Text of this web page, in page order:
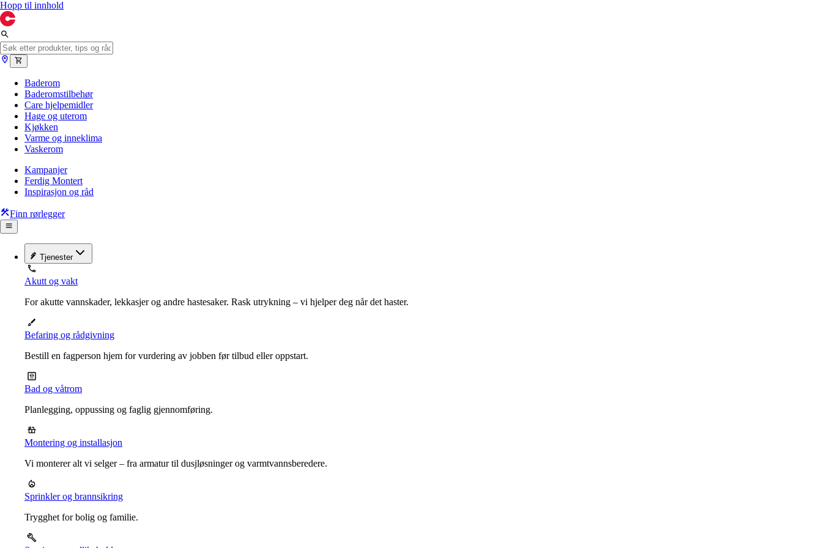
Hopp til innhold
Baderom
Baderomstilbehør
Care hjelpemidler
Hage og uterom
Kjøkken
Varme og inneklima
Vaskerom
Kampanjer
Ferdig Montert
Inspirasjon og råd
Finn rørlegger
Tjenester
Akutt og vakt
For akutte vannskader, lekkasjer og andre hastesaker. Rask utrykning – vi hjelper deg når det haster.
Befaring og rådgivning
Bestill en fagperson hjem for vurdering av jobben før tilbud eller oppstart.
Bad og våtrom
Planlegging, oppussing og faglig gjennomføring.
Montering og installasjon
Vi monterer alt vi selger – fra armatur til dusjløsninger og varmtvannsberedere.
Sprinkler og brannsikring
Trygghet for bolig og familie.